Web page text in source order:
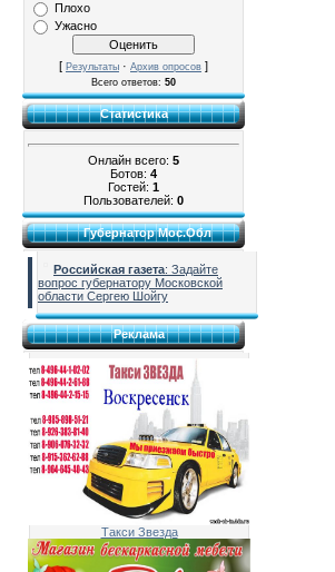
Плохо
Ужасно
[ Результаты · Архив опросов ]
Всего ответов: 50
Статистика
Онлайн всего: 5
Ботов: 4
Гостей: 1
Пользователей: 0
Губернатор Мос.Обл
Российская газета: Задайте
вопрос губернатору Московской
области Сергею Шойгу
Реклама
Такси Звезда